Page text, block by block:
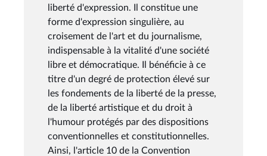
liberté d'expression. Il constitue une
forme d'expression singulière, au
croisement de l'art et du journalisme,
indispensable à la vitalité d'une société
libre et démocratique. Il bénéficie à ce
titre d'un degré de protection élevé sur
les fondements de la liberté de la presse,
de la liberté artistique et du droit à
l'humour protégés par des dispositions
conventionnelles et constitutionnelles.
Ainsi, l'article 10 de la Convention